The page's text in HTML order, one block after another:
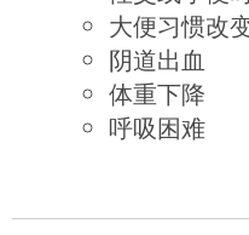
大便习惯改
阴道出血
体重下降
呼吸困难